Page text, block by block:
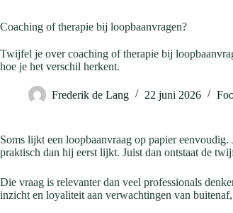
Coaching of therapie bij loopbaanvragen?
Twijfel je over coaching of therapie bij
hoe je het verschil herkent.
Frederik de Lang 22 juni 2026
Soms lijkt een loopbaanvraag op papier
praktisch dan hij eerst lijkt. Juist dan ontstaat de
Die vraag is relevanter dan veel professionals
inzicht en loyaliteit aan verwachtingen van